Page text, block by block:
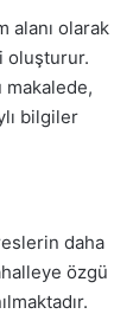
alanı olarak
oluşturur.
makalede,
bilgiler
daha
özgü